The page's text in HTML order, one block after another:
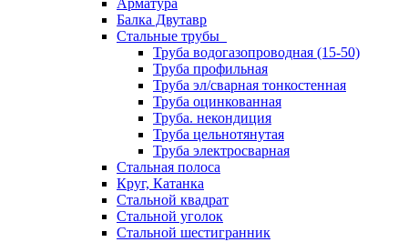
Арматура
Балка Двутавр
Стальные трубы
Труба водогазопроводная (15-50)
Труба профильная
Труба эл/сварная тонкостенная
Труба оцинкованная
Труба. некондиция
Труба цельнотянутая
Труба электросварная
Стальная полоса
Круг, Катанка
Стальной квадрат
Стальной уголок
Стальной шестигранник